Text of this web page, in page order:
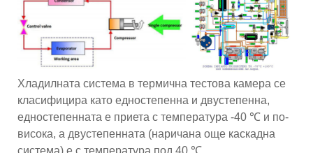
Хладилната система в термична тестова камера се
класифицира като едностепенна и двустепенна,
едностепенната е приета с температура -40 ℃ и по-
висока, а двустепенната (наричана още каскадна